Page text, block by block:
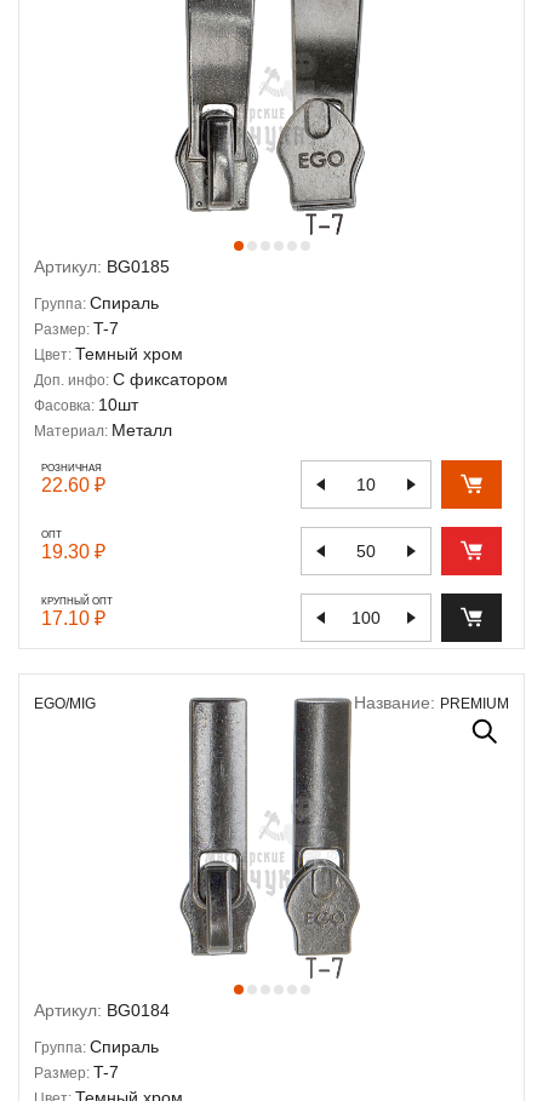
Артикул: BG0185
Группа: Спираль
Размер: T-7
Цвет: Темный хром
Доп. инфо: С фиксатором
Фасовка: 10шт
Материал: Металл
РОЗНИЧНАЯ
22.60 ₽
ОПТ
19.30 ₽
КРУПНЫЙ ОПТ
17.10 ₽
EGO/MIG Название: PREMIUM
Артикул: BG0184
Группа: Спираль
Размер: T-7
Темный хром